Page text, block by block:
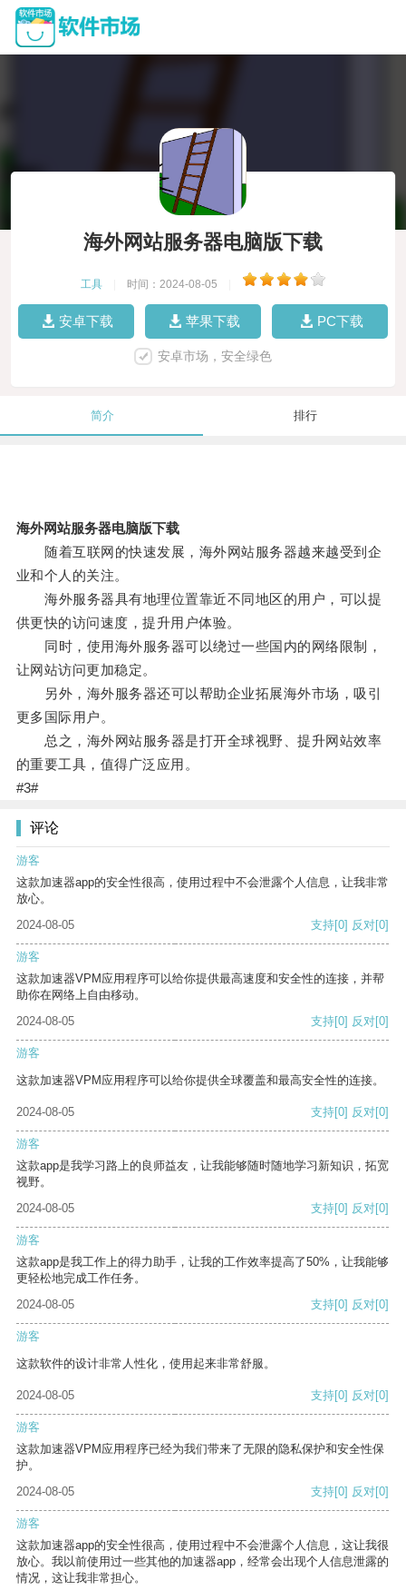
海外网站服务器电脑版下载
工具 时间：2024-08-05
安卓下载 苹果下载 PC下载
安卓市场，安全绿色
简介 排行
海外网站服务器电脑版下载
随着互联网的快速发展，海外网站服务器越来越受到企
业和个人的关注。
海外服务器具有地理位置靠近不同地区的用户，可以提
供更快的访问速度，提升用户体验。
同时，使用海外服务器可以绕过一些国内的网络限制，
让网站访问更加稳定。
另外，海外服务器还可以帮助企业拓展海外市场，吸引
更多国际用户。
总之，海外网站服务器是打开全球视野、提升网站效率
的重要工具，值得广泛应用。
#3#
评论
游客
这款加速器app的安全性很高，使用过程中不会泄露个人信息，让我非常
放心。
2024-08-05
支持[0] 反对[0]
游客
这款加速器VPM应用程序可以给你提供最高速度和安全性的连接，并帮
助你在网络上自由移动。
2024-08-05
支持[0] 反对[0]
游客
这款加速器VPM应用程序可以给你提供全球覆盖和最高安全性的连接。
2024-08-05 支持[0] 反对[0]
游客
这款app是我学习路上的良师益友，让我能够随时随地学习新知识，拓宽
视野。
2024-08-05
支持[0] 反对[0]
游客
这款app是我工作上的得力助手，让我的工作效率提高了50%，让我能够
更轻松地完成工作任务。
2024-08-05
支持[0] 反对[0]
游客
这款软件的设计非常人性化，使用起来非常舒服。
2024-08-05 支持[0] 反对[0]
游客
这款加速器VPM应用程序已经为我们带来了无限的隐私保护和安全性保
护。
2024-08-05
支持[0] 反对[0]
游客
这款加速器app的安全性很高，使用过程中不会泄露个人信息，这让我很
放心。我以前使用过一些其他的加速器app，经常会出现个人信息泄露的
情况，这让我非常担心。